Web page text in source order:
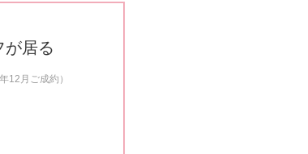
が居る
12月ご成約）